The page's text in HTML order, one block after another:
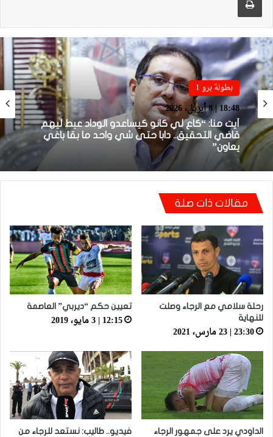
بطولة برو 1
22:23 | 6 أبريل، 2026
توالي النتائج السلبية يلاحق الوداد الرياضي بعد
تعادل جديد أمام الدفاع الحسني الجديدي
مقالات ذات صلة
رحلة سلامي مع الرجاء وصلت
للنهاية
23:30 | 23 مارس، 2021
تعيين حكم “ديربي” العاصمة
12:15 | 3 مايو، 2019
الداودي يرد على جمهور الرجاء
فيديو.. طاليب: نستعد للرجاء من